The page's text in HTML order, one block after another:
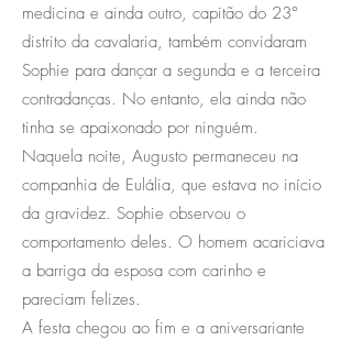
medicina e ainda outro, capitão do 23°
distrito da cavalaria, também convidaram
Sophie para dançar a segunda e a terceira
contradanças. No entanto, ela ainda não
tinha se apaixonado por ninguém.
Naquela noite, Augusto permaneceu na
companhia de Eulália, que estava no início
da gravidez. Sophie observou o
comportamento deles. O homem acariciava
a barriga da esposa com carinho e
pareciam felizes.
A festa chegou ao fim e a aniversariante